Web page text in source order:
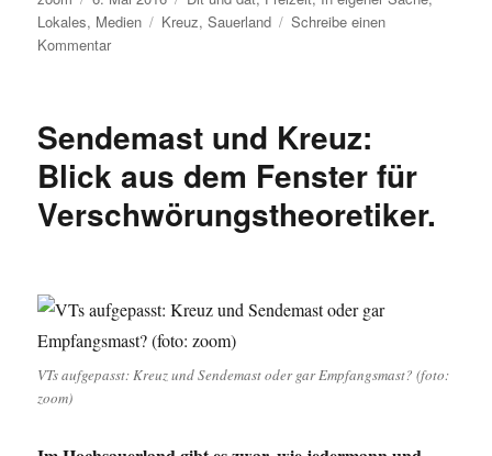
am
Lokales, Medien Schlagwörter
Kreuz,Sauerland
Schreibe einen
Kommentarzu
Fenster
Sendemast und Kreuz:
Blick aus dem Fenster für
Verschwörungstheoretiker.
VTs aufgepasst: Kreuz und Sendemast oder gar Empfangsmast? (foto:
zoom)